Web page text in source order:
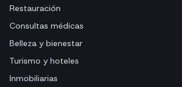
Restauración
Consultas médicas
Belleza y bienestar
Turismo y hoteles
Inmobiliarias